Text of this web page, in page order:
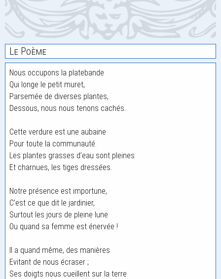
Le Poème
Nous occupons la platebande
Qui longe le petit muret,
Parsemée de diverses plantes,
Dessous, nous nous tenons cachés.
Cette verdure est une aubaine
Pour toute la communauté.
Les plantes grasses d’eau sont pleines
Et charnues, les tiges dressées.
Notre présence est importune,
C’est ce que dit le jardinier,
Surtout les jours de pleine lune
Ou quand sa femme est énervée !
Il a quand même, des manières
Evitant de nous écraser ;
Ses doigts nous cueillent sur la terre